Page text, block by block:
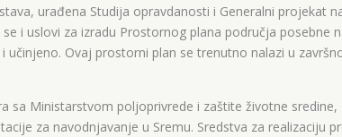
urađena Studija opravdanosti i Generalni projekat
i uslovi za izradu Prostornog plana područja posebne
učinjeno. Ovaj prostorni plan se trenutno nalazi u
sa Ministarstvom poljoprivrede i zaštite životne
za navodnjavanje u Sremu. Sredstva za realizaciju